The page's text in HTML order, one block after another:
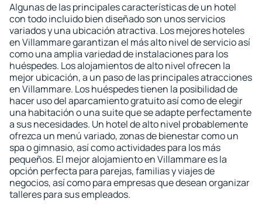
Algunas de las principales características de un hotel
con todo incluido bien diseñado son unos servicios
variados y una ubicación atractiva. Los mejores hoteles
en Villammare garantizan el más alto nivel de servicio así
como una amplia variedad de instalaciones para los
huéspedes. Los alojamientos de alto nivel ofrecen la
mejor ubicación, a un paso de las principales atracciones
en Villammare. Los huéspedes tienen la posibilidad de
hacer uso del aparcamiento gratuito así como de elegir
una habitación o una suite que se adapte perfectamente
a sus necesidades. Un hotel de alto nivel probablemente
ofrezca un menú variado, zonas de bienestar como un
spa o gimnasio, así como actividades para los más
pequeños. El mejor alojamiento en Villammare es la
opción perfecta para parejas, familias y viajes de
negocios, así como para empresas que desean organizar
talleres para sus empleados.